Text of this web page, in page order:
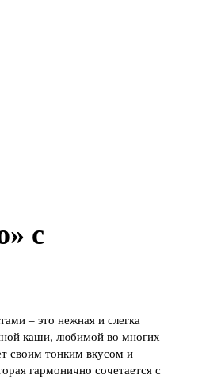
с
– это нежная и слегка
каши, любимой во многих
своим тонким вкусом и
гармонично сочетается с